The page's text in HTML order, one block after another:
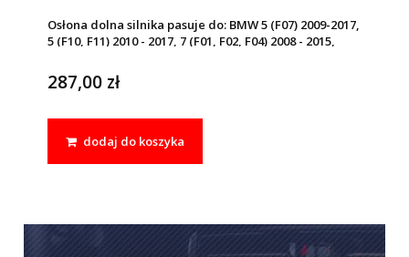
Osłona dolna silnika pasuje do: BMW 5 (F07) 2009-2017,
5 (F10, F11) 2010 - 2017, 7 (F01, F02, F04) 2008 - 2015,
287,00 zł
dodaj do koszyka